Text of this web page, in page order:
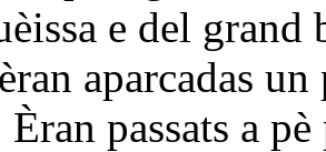
e del grand
aparcadas
passats a